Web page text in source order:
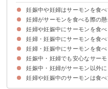
妊娠中や妊婦はサーモンを食べ
妊娠中や妊婦はサーモンの食
妊婦がサーモンを食べる際の懸
①リステリア菌
②腸炎ビブリオ・ノロウイル
③水銀
妊婦や妊娠中にサーモンを食
①サーモンを食べる量は1日に
②刺身・炙り・寿司など生は
③塩分の多い調味料・調理方
妊婦・妊娠中にサーモンを食
心配な場合は病院に行くのが
妊婦・妊娠中にサーモンを食
①DHA・EPA
②ビタミンD
③ビタミンB
④タンパク質
妊娠中・妊婦でも安心なサー
①サーモンの味噌クリーム煮
②サーモンソテーのレモンタ
③揚げないサーモンフライ
妊娠中・妊婦がサーモン以外
妊婦や妊娠中のサーモンは食